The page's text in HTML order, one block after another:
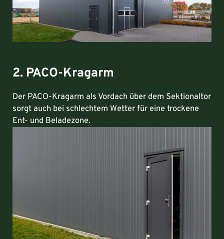
2. PACO-Kragarm
Der PACO-Kragarm als Vordach über dem Sektionaltor
sorgt auch bei schlechtem Wetter für eine trockene
Ent- und Beladezone.